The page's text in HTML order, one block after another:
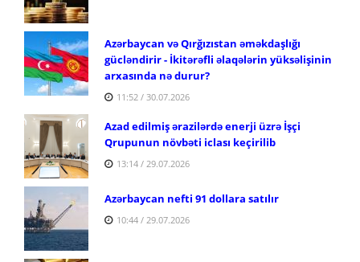
Azərbaycan və Qırğızıstan əməkdaşlığı
gücləndirir - İkitərəfli əlaqələrin yüksəlişinin
arxasında nə durur?
11:52 / 30.07.2026
Azad edilmiş ərazilərdə enerji üzrə İşçi
Qrupunun növbəti iclası keçirilib
13:14 / 29.07.2026
Azərbaycan nefti 91 dollara satılır
10:44 / 29.07.2026